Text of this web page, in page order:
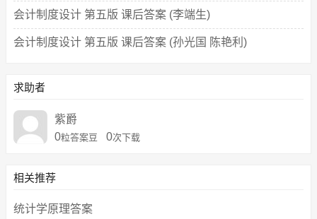
会计制度设计 第五版 课后答案 (李端生)
会计制度设计 第五版 课后答案 (孙光国 陈艳利)
求助者
紫爵
0粒答案豆 0次下载
相关推荐
统计学原理答案